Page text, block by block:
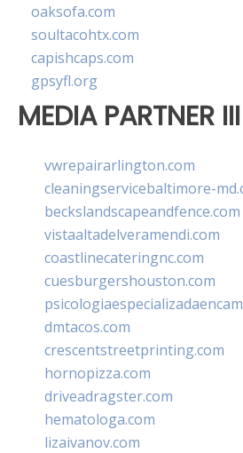
oaksofa.com
soultacohtx.com
capishcaps.com
gpsyfl.org
MEDIA PARTNER III
vwrepairarlington.com
cleaningservicebaltimore-
beckslandscapeandfence.com
vistaaltadelveramendi.com
coastlinecateringnc.com
cuesburgershouston.com
dmtacos.com
crescentstreetprinting.com
hornopizza.com
driveadragster.com
hematologa.com
lizaivanov.com